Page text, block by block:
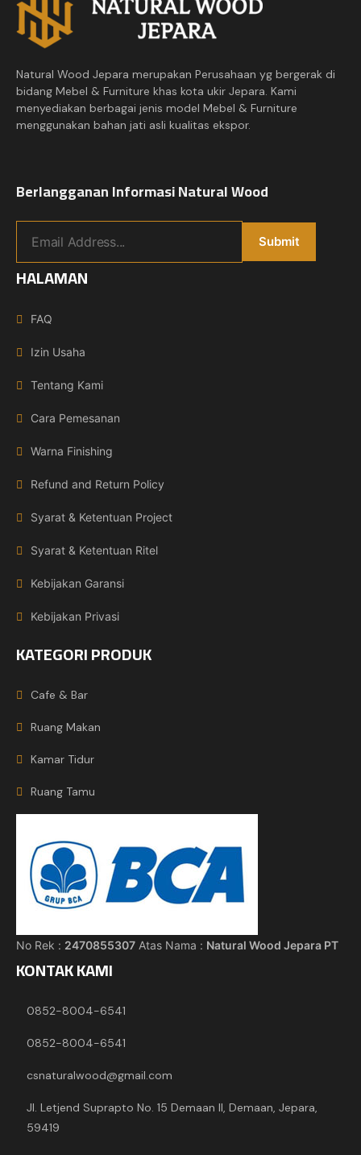
Natural Wood Jepara merupakan Perusahaan yg bergerak di
bidang Mebel & Furniture khas kota ukir Jepara. Kami
menyediakan berbagai jenis model Mebel & Furniture
menggunakan bahan jati asli kualitas ekspor.
Berlangganan Informasi Natural Wood
HALAMAN
FAQ
Izin Usaha
Tentang Kami
Cara Pemesanan
Warna Finishing
Refund and Return Policy
Syarat & Ketentuan Project
Syarat & Ketentuan Ritel
Kebijakan Garansi
Kebijakan Privasi
KATEGORI PRODUK
Cafe & Bar
Ruang Makan
Kamar Tidur
Ruang Tamu
No Rek : 2470855307 Atas Nama : Natural Wood Jepara PT
KONTAK KAMI
0852-8004-6541
0852-8004-6541
csnaturalwood@gmail.com
Jl. Letjend Suprapto No. 15 Demaan II, Demaan, Jepara,
59419